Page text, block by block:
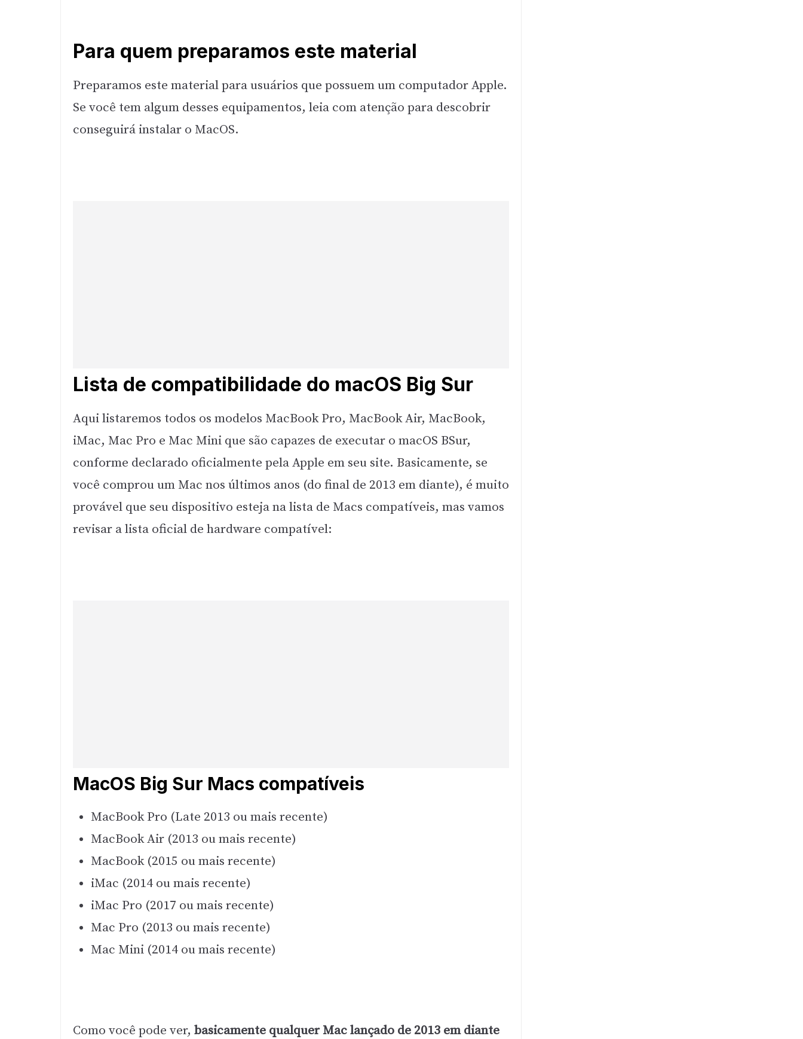
Para quem preparamos este material
Preparamos este material para usuários que possuem um computador Apple.
Se você tem algum desses equipamentos, leia com atenção para descobrir
conseguirá instalar o MacOS.
Lista de compatibilidade do macOS Big Sur
Aqui listaremos todos os modelos MacBook Pro, MacBook Air, MacBook,
iMac, Mac Pro e Mac Mini que são capazes de executar o macOS BSur,
conforme declarado oficialmente pela Apple em seu site. Basicamente, se
você comprou um Mac nos últimos anos (do final de 2013 em diante), é muito
provável que seu dispositivo esteja na lista de Macs compatíveis, mas vamos
revisar a lista oficial de hardware compatível:
MacOS Big Sur Macs compatíveis
MacBook Pro (Late 2013 ou mais recente)
MacBook Air (2013 ou mais recente)
MacBook (2015 ou mais recente)
iMac (2014 ou mais recente)
iMac Pro (2017 ou mais recente)
Mac Pro (2013 ou mais recente)
Mac Mini (2014 ou mais recente)
Como você pode ver, basicamente qualquer Mac lançado de 2013 em diante